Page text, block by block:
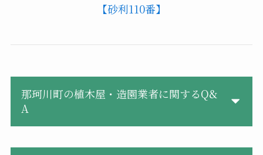
【砂利110番】
那珂川町の植木屋・造園業者に関するQ&
A